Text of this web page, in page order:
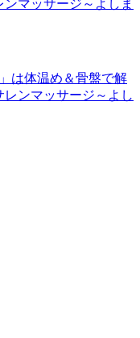
マッサージ～よしま
は体温め＆骨盤で解
ンマッサージ～よし